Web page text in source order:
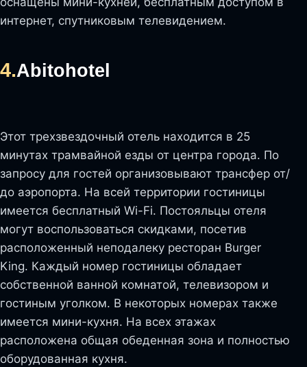
интернет, спутниковым телевидением.
4.Abitohotel
Этот трехзвездочный отель находится в 25
минутах трамвайной езды от центра города. По
запросу для гостей организовывают трансфер от/
до аэропорта. На всей территории гостиницы
имеется бесплатный Wi-Fi. Постояльцы отеля
могут воспользоваться скидками, посетив
расположенный неподалеку ресторан Burger
King. Каждый номер гостиницы обладает
собственной ванной комнатой, телевизором и
гостиным уголком. В некоторых номерах также
имеется мини-кухня. На всех этажах
расположена общая обеденная зона и полностью
оборудованная кухня.